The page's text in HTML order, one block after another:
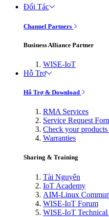
Đối Tác
Channel Partners
Business Alliance Partner
WISE-IoT
Hỗ Trợ
Hỗ Trợ & Download
RMA Services
Service Request
Check your
Warranties
Sharing & Training
Tài Nguyên
IoT Academy
AIM-Linux
WISE-IoT Forum
WISE-IoT Technical